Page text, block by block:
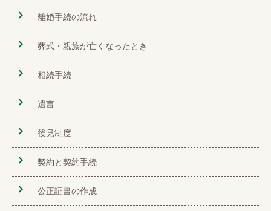
離婚手続の流れ
葬式・親族が亡くなったとき
相続手続
遺言
後見制度
契約と契約手続
公正証書の作成